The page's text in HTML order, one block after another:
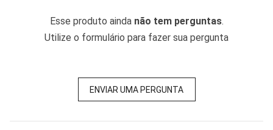
Esse produto ainda não tem perguntas.
Utilize o formulário para fazer sua pergunta
ENVIAR UMA PERGUNTA